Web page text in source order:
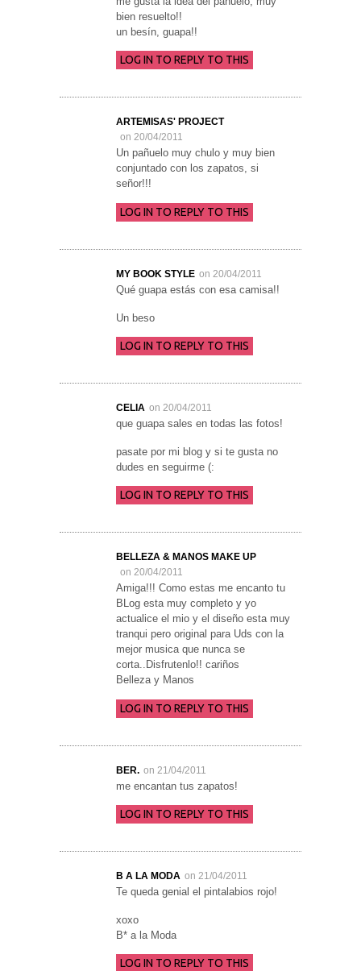
bien resuelto!!
un besín, guapa!!
LOG IN TO REPLY TO THIS
ARTEMISAS' PROJECT
on 20/04/2011
Un pañuelo muy chulo y muy bien
conjuntado con los zapatos, si
señor!!!
LOG IN TO REPLY TO THIS
MY BOOK STYLE on 20/04/2011
Qué guapa estás con esa camisa!!
Un beso
LOG IN TO REPLY TO THIS
CELIA on 20/04/2011
que guapa sales en todas las fotos!
pasate por mi blog y si te gusta no
dudes en seguirme (:
LOG IN TO REPLY TO THIS
BELLEZA & MANOS MAKE UP
on 20/04/2011
Amiga!!! Como estas me encanto tu
BLog esta muy completo y yo
actualice el mio y el diseño esta muy
tranqui pero original para Uds con la
mejor musica que nunca se
corta..Disfrutenlo!! cariños
Belleza y Manos
LOG IN TO REPLY TO THIS
BER. on 21/04/2011
me encantan tus zapatos!
LOG IN TO REPLY TO THIS
B A LA MODA on 21/04/2011
Te queda genial el pintalabios rojo!
xoxo
B* a la Moda
LOG IN TO REPLY TO THIS